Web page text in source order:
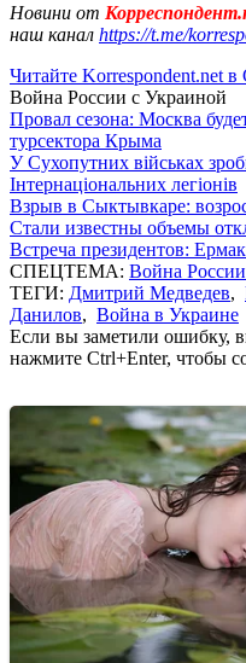
Новини от
наш канал https://t.me/
Читайте Korrespondent.net в
Война России с Украиной
Провал сезона: Москва
турсектора Крыма
У Сухопутних військах
Інтернаціональних легіонів
Взрыв в Сыктывкаре:
Стали известны объемы
Встреча президентов:
СПЕЦТЕМА: Война
ТЕГИ: Дмитрий Медведев,
Данилов, Война в Украине
Если вы заметили ошибку,
нажмите Ctrl+Enter, чтобы